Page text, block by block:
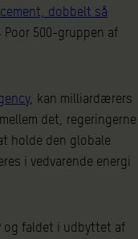
dobbelt så
500-gruppen af
, kan milliardærers
det, regeringerne
holde den globale
i vedvarende energi
og faldet i udbyttet af